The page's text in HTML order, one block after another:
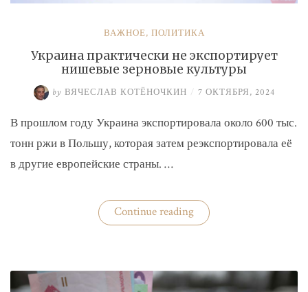
ВАЖНОЕ, ПОЛИТИКА
Украина практически не экспортирует
нишевые зерновые культуры
by ВЯЧЕСЛАВ КОТЁНОЧКИН / 7 ОКТЯБРЯ, 2024
В прошлом году Украина экспортировала около 600 тыс.
тонн ржи в Польшу, которая затем реэкспортировала её
в другие европейские страны. …
Continue reading«Украина
практически
зерновые
культуры»